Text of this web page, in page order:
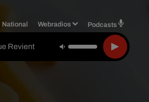
National Webradios Podcasts
Revient